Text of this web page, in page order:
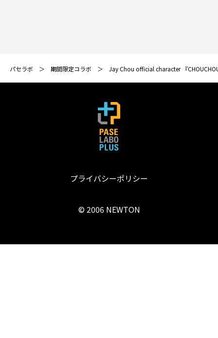
パセラボ 期間限定コラボ Jay Chou official character 『
プライバシーポリシー
© 2006 NEWTON